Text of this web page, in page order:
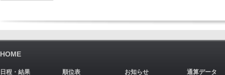
HOME
日程・結果 順位表 お知らせ 通算データ